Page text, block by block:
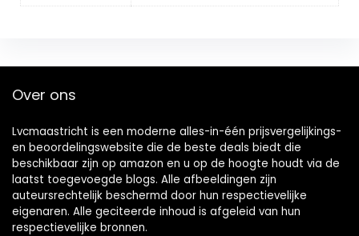
Over ons
Lvcmaastricht is een moderne alles-in-één prijsvergelijkings-
en beoordelingswebsite die de beste deals biedt die
beschikbaar zijn op amazon en u op de hoogte houdt via de
laatst toegevoegde blogs. Alle afbeeldingen zijn
auteursrechtelijk beschermd door hun respectievelijke
eigenaren. Alle geciteerde inhoud is afgeleid van hun
respectievelijke bronnen.